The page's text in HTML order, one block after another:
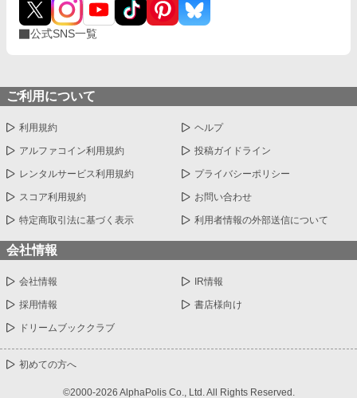
公式SNS一覧
ご利用について
利用規約 ヘルプ
アルファコイン利用規約 投稿ガイドライン
レンタルサービス利用規約 プライバシーポリシー
スコア利用規約 お問い合わせ
特定商取引法に基づく表示 利用者情報の外部送信について
会社情報
会社情報 IR情報
採用情報 書店様向け
ドリームブッククラブ
初めての方へ
©2000-2026 AlphaPolis Co., Ltd. All Rights Reserved.